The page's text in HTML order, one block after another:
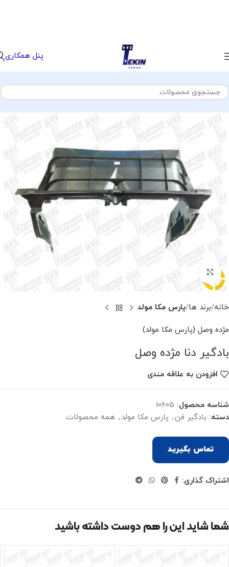
پنل همکاری
برای بزرگنمایی کلیک کنید
خانه برند ها پارس مکا مولد
مژده وصل (پارس مکا مولد)
بادگیر دنا مژده وصل
افزودن به علاقه مندی
شناسه محصول: 10605
دسته: بادگیر فن, پارس مکا مولد, همه محصولات
تماس بگیرید
اشتراک گذاری:
شما شاید این را هم دوست داشته باشید